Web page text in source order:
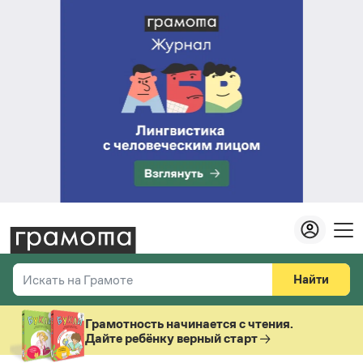
Искать на Грамоте
Справочная служба
Найти
Везде